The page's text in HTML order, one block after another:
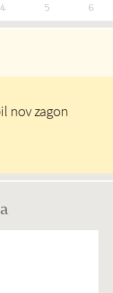
4 5 6
nov zagon